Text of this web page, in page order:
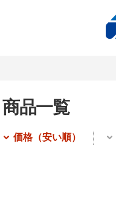
商品一覧
価格（安い順）